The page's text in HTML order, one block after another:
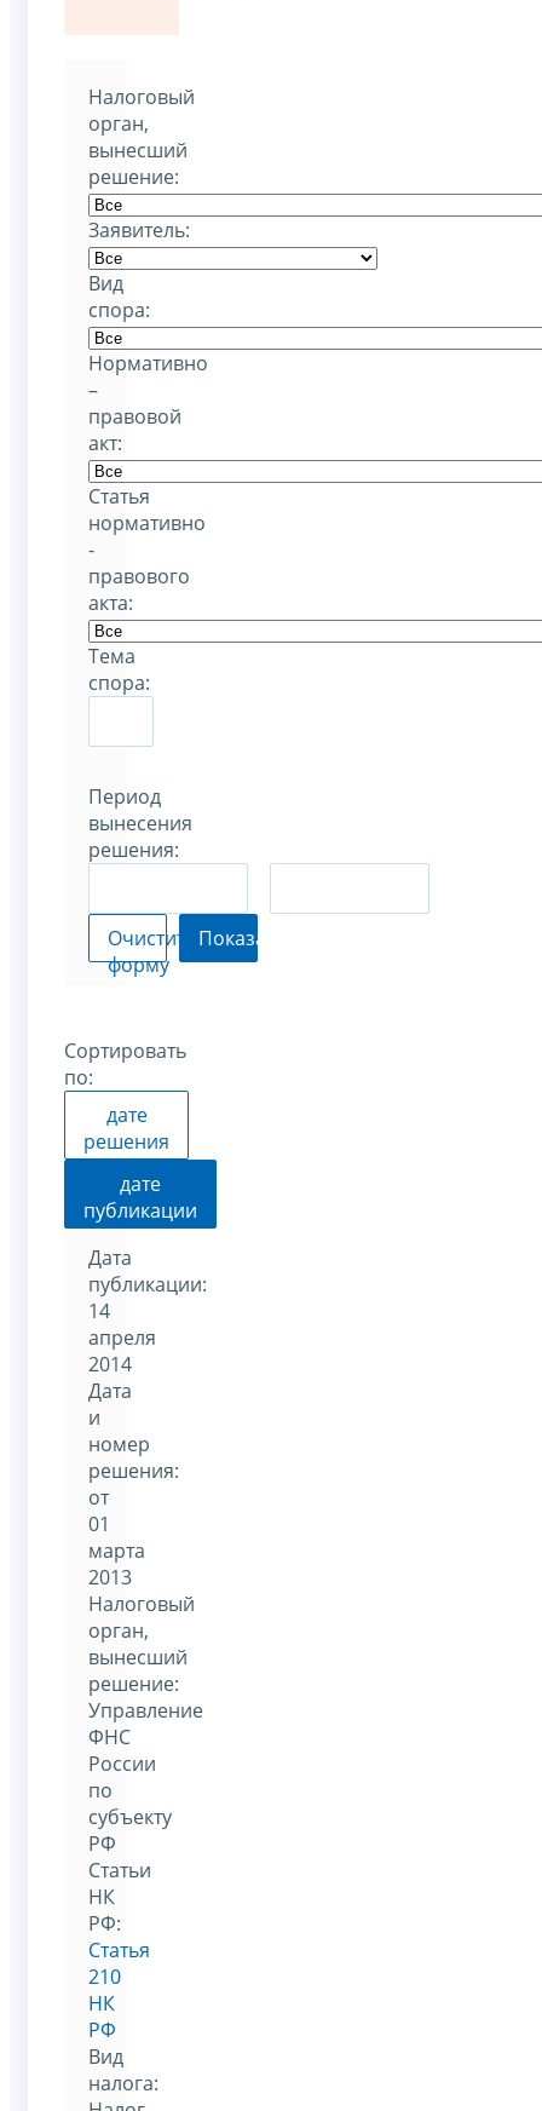
Налоговый
орган,
вынесший
решение:
Заявитель:
Вид
спора:
Нормативно
–
правовой
акт:
Статья
нормативно
-
правового
акта:
Тема
спора:
Период
вынесения
решения:
Очистить
форму
Показать
Сортировать
по:
дате
решения
дате
публикации
Дата
публикации:
14
апреля
2014
Дата
и
номер
решения:
от
01
марта
2013
Налоговый
орган,
вынесший
решение:
Управление
ФНС
России
по
субъекту
РФ
Статьи
НК
РФ:
Статья
210
НК
РФ
Вид
налога: